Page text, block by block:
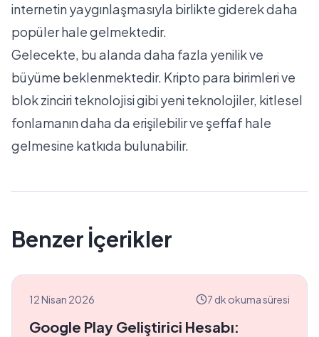
internetin yaygınlaşmasıyla birlikte giderek daha
popüler hale gelmektedir.
Gelecekte, bu alanda daha fazla yenilik ve
büyüme beklenmektedir. Kripto para birimleri ve
blok zinciri teknolojisi gibi yeni teknolojiler, kitlesel
fonlamanın daha da erişilebilir ve şeffaf hale
gelmesine katkıda bulunabilir.
Benzer İçerikler
12 Nisan 2026 7 dk okuma süresi
Google Play Geliştirici Hesabı: